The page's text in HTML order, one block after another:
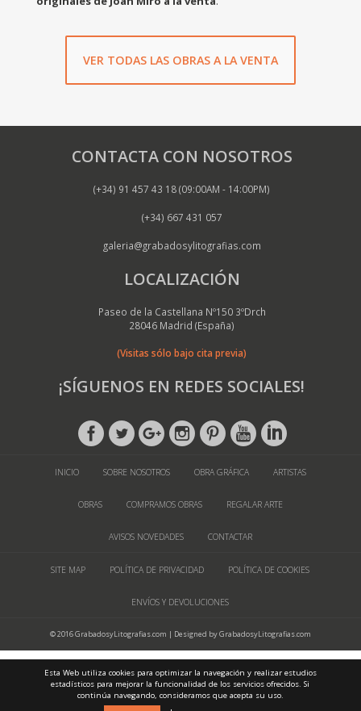
VER TODAS LAS OBRAS A LA VENTA
CONTACTA CON NOSOTROS
(+34) 91 457 43 18 (09:00AM - 14:00PM)
(+34) 667 431 057
galeria@grabadosylitografias.com
LOCALIZACIÓN
Paseo de la Castellana Nº150 3ºDrch
28046 Madrid (España)
(Visitas sólo bajo cita previa)
¡SÍGUENOS EN REDES SOCIALES!
INICIO SOBRE NOSOTROS OBRA GRÁFICA ARTISTAS
OBRAS COMPRAMOS OBRAS REGALAR ARTE
AVISOS NOVEDADES CONTACTAR
SITE MAP POLÍTICA DE PRIVACIDAD POLÍTICA DE COOKIES
ENVÍOS Y DEVOLUCIONES
© 2016 GrabadosyLitografias.com | Designed by GrabadosyLitografias.com
Esta Web utiliza cookies para optimizar la navegación y realizar estudios
estadísticos para mejorar la funcionalidad de los servicios ofrecidos. Si
continúa navegando, consideramos que acepta su uso.